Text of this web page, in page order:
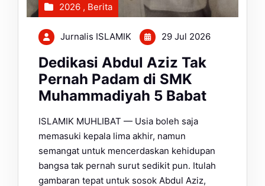
2026 , Berita
Jurnalis ISLAMIK 29 Jul 2026
Dedikasi Abdul Aziz Tak
Pernah Padam di SMK
Muhammadiyah 5 Babat
ISLAMIK MUHLIBAT — Usia boleh saja
memasuki kepala lima akhir, namun
semangat untuk mencerdaskan kehidupan
bangsa tak pernah surut sedikit pun. Itulah
gambaran tepat untuk sosok Abdul Aziz,